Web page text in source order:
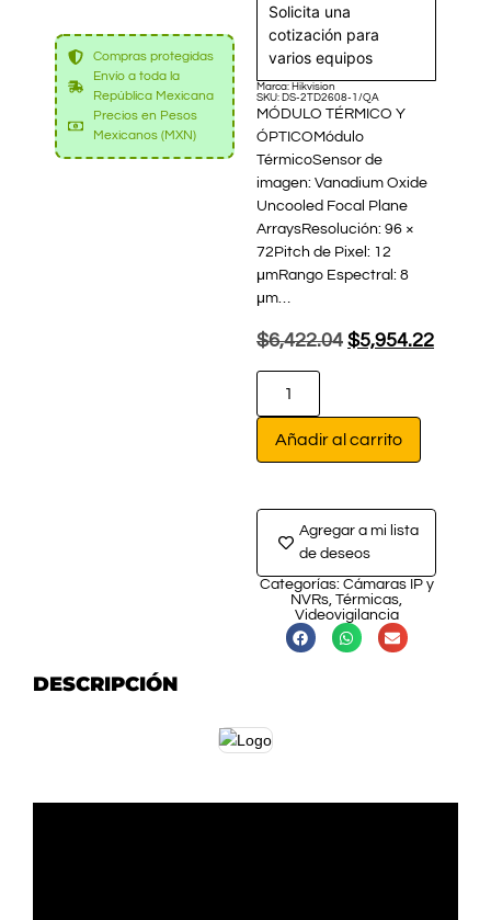
Compras protegidas
Envío a toda la
República Mexicana
Precios en Pesos
Mexicanos (MXN)
Solicita una
cotización para
varios equipos
Marca: Hikvision
SKU: DS-2TD2608-1/QA
MÓDULO TÉRMICO Y
ÓPTICOMódulo
TérmicoSensor de
imagen: Vanadium Oxide
Uncooled Focal Plane
ArraysResolución: 96 ×
72Pitch de Pixel: 12
μmRango Espectral: 8
μm…
$6,422.04 $5,954.22
Añadir al carrito
Agregar a mi lista
de deseos
Categorías: Cámaras IP y
NVRs, Térmicas,
Videovigilancia
DESCRIPCIÓN